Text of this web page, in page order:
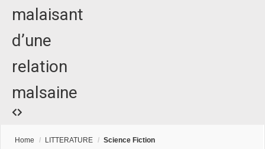
malaisant
d’une
relation
malsaine
Home / LITTERATURE / Science Fiction